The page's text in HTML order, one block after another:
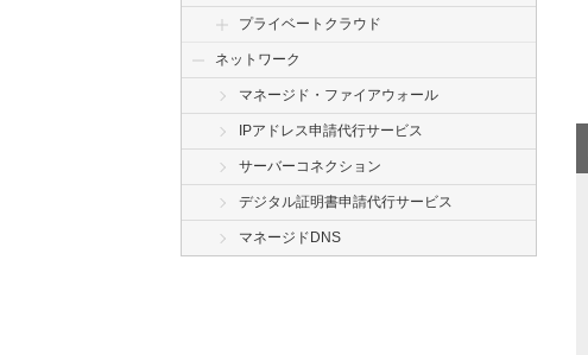
プライベートクラウド
ネットワーク
マネージド・ファイアウォール
IPアドレス申請代行サービス
サーバーコネクション
デジタル証明書申請代行サービス
マネージドDNS